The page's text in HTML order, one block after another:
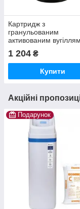
Картридж з
гранульованим
активованим вугіллям
хлору)
1 204 ₴
Купити
Акційні
Подарунок